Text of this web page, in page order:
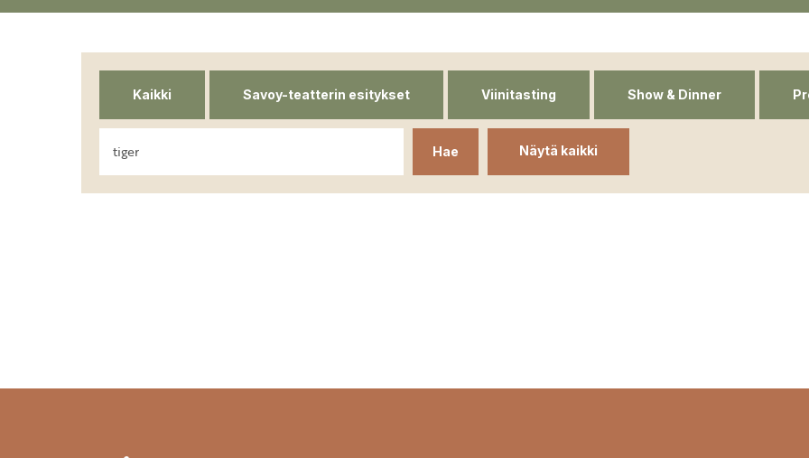
Kaikki Savoy-teatterin esitykset Viinitasting Show & Dinner
Näytä kaikki